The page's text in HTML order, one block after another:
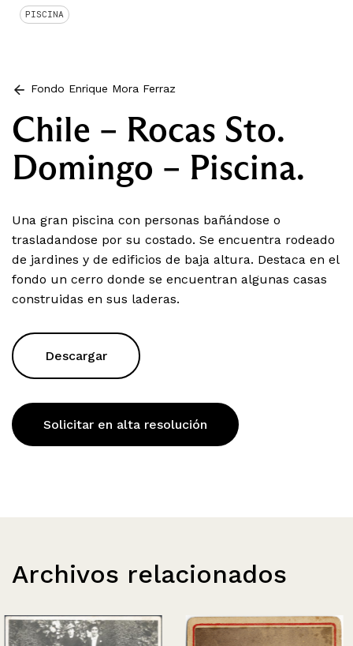
PISCINA
Fondo Enrique Mora Ferraz
Chile – Rocas Sto.
Domingo – Piscina.
Una gran piscina con personas bañándose o
trasladandose por su costado. Se encuentra rodeado
de jardines y de edificios de baja altura. Destaca en el
fondo un cerro donde se encuentran algunas casas
construidas en sus laderas.
Descargar
Solicitar en alta resolución
Archivos relacionados